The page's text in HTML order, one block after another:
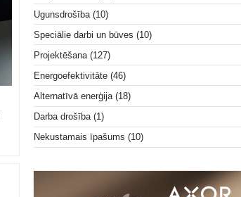
Ugunsdrošība (10)
Speciālie darbi un būves (10)
Projektēšana (127)
Energoefektivitāte (46)
Alternatīvā enerģija (18)
Darba drošība (1)
Nekustamais īpašums (10)